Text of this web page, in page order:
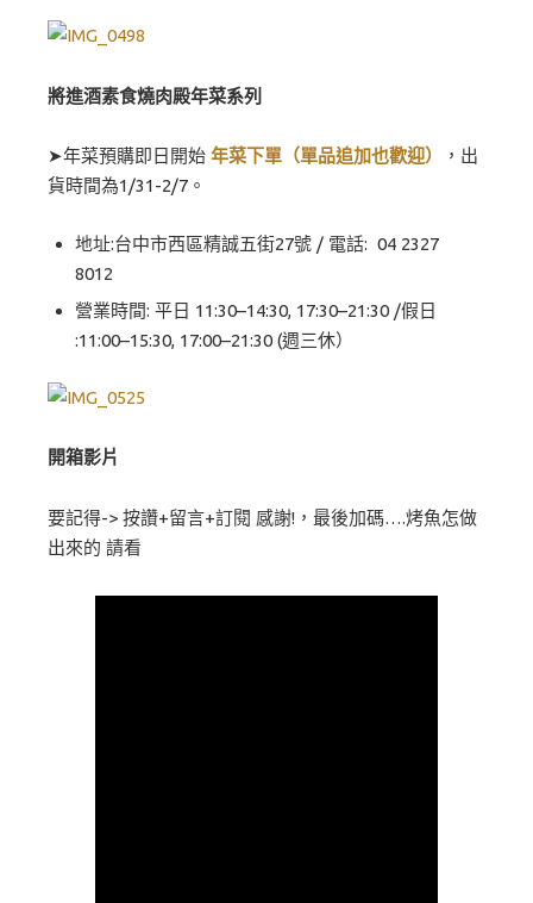
將進酒素食燒肉殿年菜系列
➤年菜預購即日開始 年菜下單（單品追加也歡迎）
，出
貨時間為1/31-2/7。
地址:台中市西區精誠五街27號 / 電話: 04 2327
8012
營業時間: 平日 11:30–14:30, 17:30–21:30 /假日
:11:00–15:30, 17:00–21:30 (週三休）
開箱影片
要記得-> 按讚+留言+訂閱 感謝!，最後加碼….烤魚怎做
出來的 請看